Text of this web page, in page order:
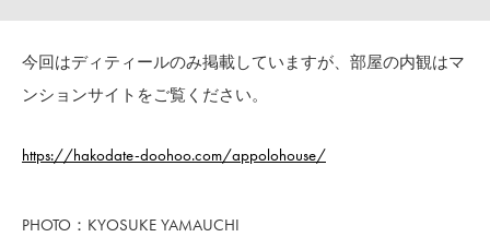
今回はディティールのみ掲載していますが、部屋の内観はマ
ンションサイトをご覧ください。
https://hakodate-doohoo.com/appolohouse/
PHOTO：KYOSUKE YAMAUCHI